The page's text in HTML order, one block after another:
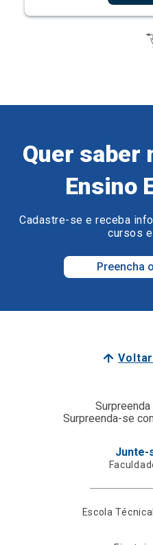
Quer saber
Ensino
Cadastre-se e receba
cursos
Preencha
Surpreenda-se
Junte-
Escola Técnica